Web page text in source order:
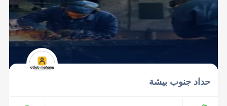
حداد جنوب بيشة